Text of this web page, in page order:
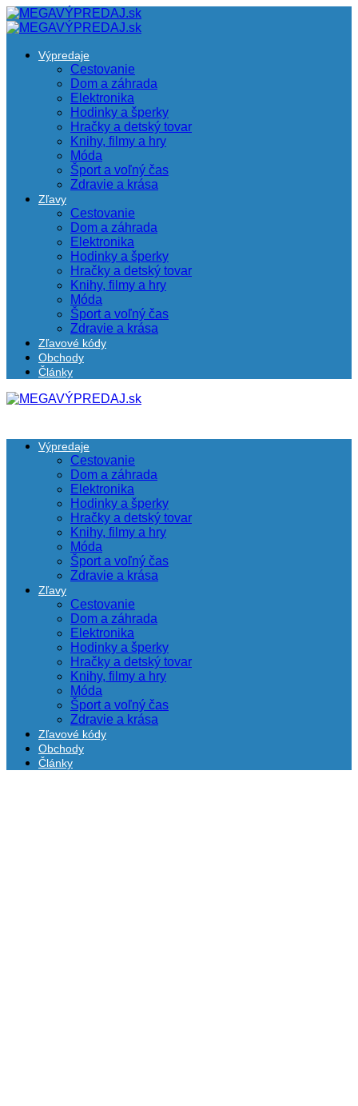
Výpredaje
Cestovanie
Dom a záhrada
Elektronika
Hodinky a šperky
Hračky a detský tovar
Knihy, filmy a hry
Móda
Šport a voľný čas
Zdravie a krása
Zľavy
Cestovanie
Dom a záhrada
Elektronika
Hodinky a šperky
Hračky a detský tovar
Knihy, filmy a hry
Móda
Šport a voľný čas
Zdravie a krása
Zľavové kódy
Obchody
Články
Výpredaje
Cestovanie
Dom a záhrada
Elektronika
Hodinky a šperky
Hračky a detský tovar
Knihy, filmy a hry
Móda
Šport a voľný čas
Zdravie a krása
Zľavy
Cestovanie
Dom a záhrada
Elektronika
Hodinky a šperky
Hračky a detský tovar
Knihy, filmy a hry
Móda
Šport a voľný čas
Zdravie a krása
Zľavové kódy
Obchody
Články